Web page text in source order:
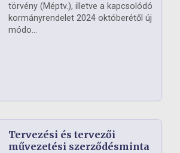
törvény (Méptv.), illetve a kapcsolódó
kormányrendelet 2024 októberétől új
módo...
Tervezési és tervezői
művezetési szerződésminta